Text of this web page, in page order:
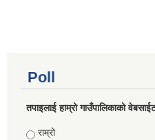
Poll
तपाइलाई हाम्रो गाउँपालिकाको
Choices
राम्रो